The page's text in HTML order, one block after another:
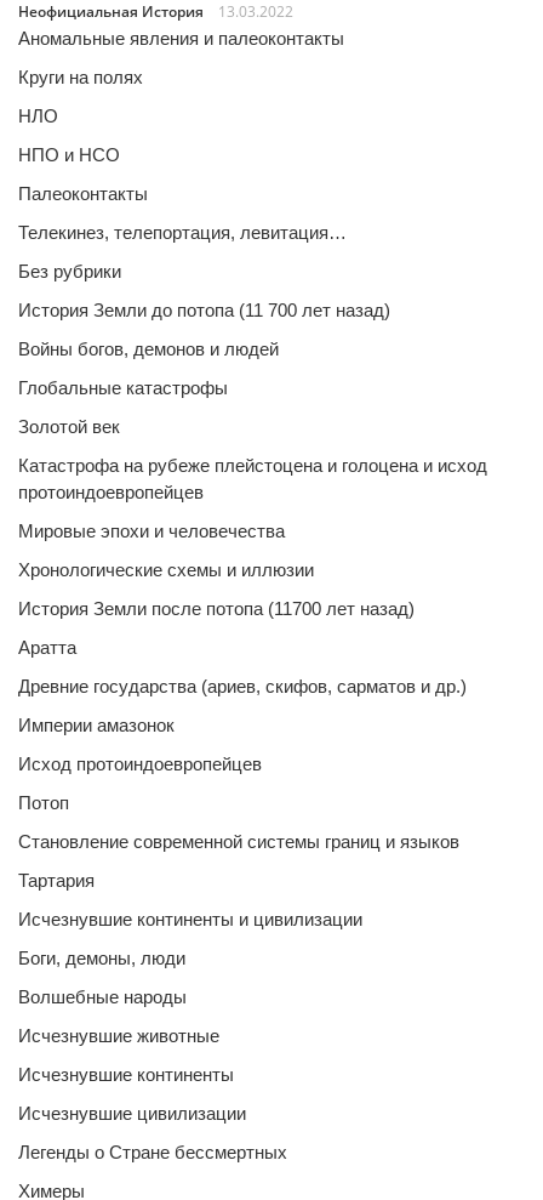
Неофициальная История
13.03.2022
Аномальные явления и палеоконтакты
Круги на полях
НЛО
НПО и НСО
Палеоконтакты
Телекинез, телепортация, левитация…
Без рубрики
История Земли до потопа (11 700 лет назад)
Войны богов, демонов и людей
Глобальные катастрофы
Золотой век
Катастрофа на рубеже плейстоцена и голоцена и исход
протоиндоевропейцев
Мировые эпохи и человечества
Хронологические схемы и иллюзии
История Земли после потопа (11700 лет назад)
Аратта
Древние государства (ариев, скифов, сарматов и др.)
Империи амазонок
Исход протоиндоевропейцев
Потоп
Становление современной системы границ и языков
Тартария
Исчезнувшие континенты и цивилизации
Боги, демоны, люди
Волшебные народы
Исчезнувшие животные
Исчезнувшие континенты
Исчезнувшие цивилизации
Легенды о Стране бессмертных
Химеры